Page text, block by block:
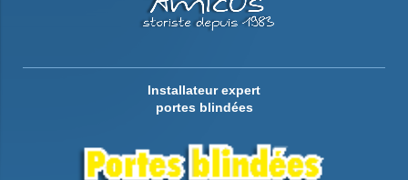
Installateur expert
portes blindées